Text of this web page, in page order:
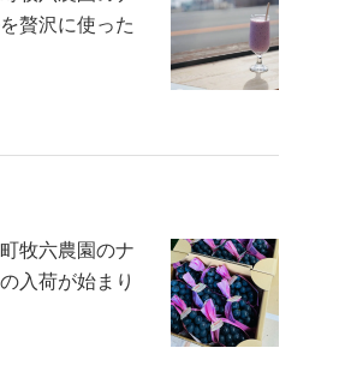
贅沢に使った
牧六農園のナ
入荷が始まり